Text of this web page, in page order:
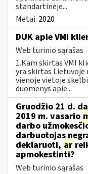
standartinėje...
Metai: 2020
DUK apie VMI
Web turinio sąrašas
1.Kam skirtas VMI
yra skirtas
vienoje vietoje
duomenys apie...
Gruodžio 21 d.
2019 m. vasario
darbo
darbuotojas
deklaruoti, ar
apmokestinti?
Web turinio sąrašas